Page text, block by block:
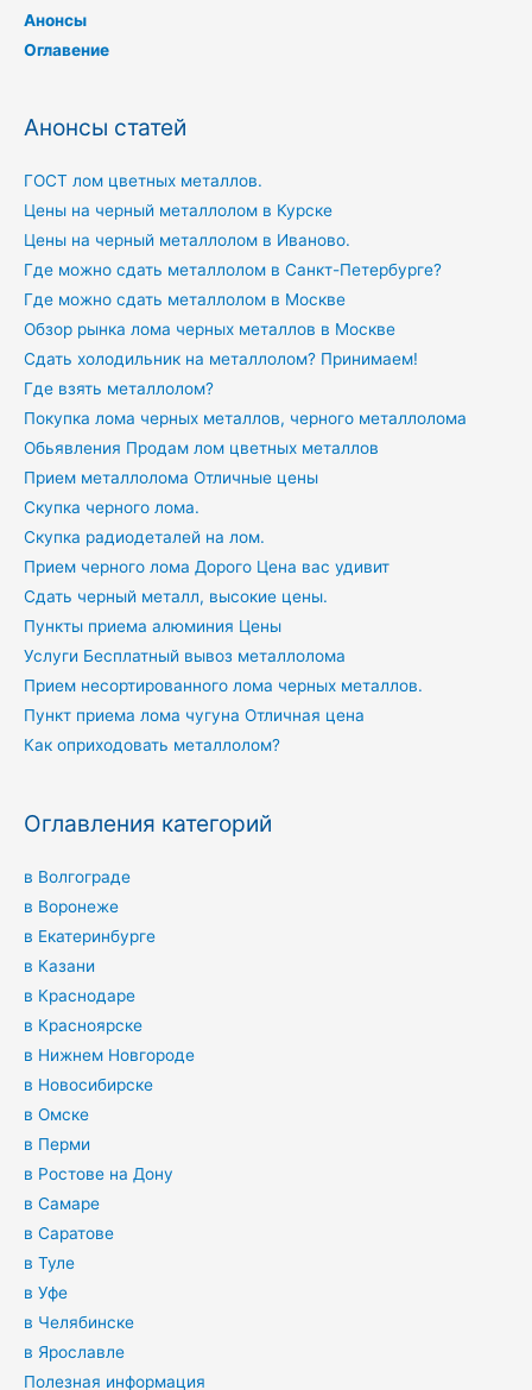
Анонсы
Оглавение
Анонсы статей
ГОСТ лом цветных металлов.
Цены на черный металлолом в Курске
Цены на черный металлолом в Иваново.
Где можно сдать металлолом в Санкт-Петербурге?
Где можно сдать металлолом в Москве
Обзор рынка лома черных металлов в Москве
Сдать холодильник на металлолом? Принимаем!
Где взять металлолом?
Покупка лома черных металлов, черного металлолома
Обьявления Продам лом цветных металлов
Прием металлолома Отличные цены
Скупка черного лома.
Скупка радиодеталей на лом.
Прием черного лома Дорого Цена вас удивит
Сдать черный металл, высокие цены.
Пункты приема алюминия Цены
Услуги Бесплатный вывоз металлолома
Прием несортированного лома черных металлов.
Пункт приема лома чугуна Отличная цена
Как оприходовать металлолом?
Оглавления категорий
в Волгограде
в Воронеже
в Екатеринбурге
в Казани
в Краснодаре
в Красноярске
в Нижнем Новгороде
в Новосибирске
в Омске
в Перми
в Ростове на Дону
в Самаре
в Саратове
в Туле
в Уфе
в Челябинске
в Ярославле
Полезная информация